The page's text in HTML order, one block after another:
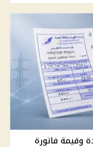
وقيمة فاتورة